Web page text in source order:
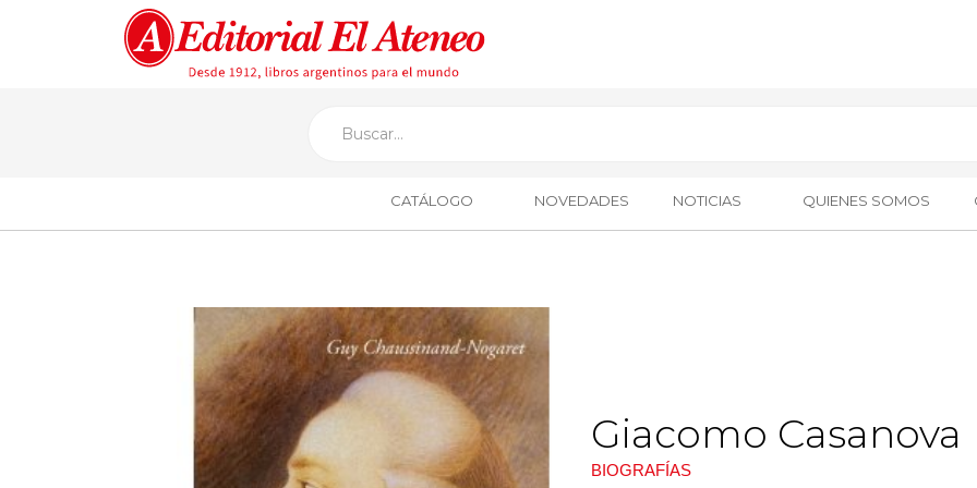
CATÁLOGO NOVEDADES NOTICIAS QUIENES SOMOS
Giacomo Casanova
BIOGRAFÍAS